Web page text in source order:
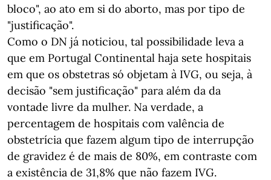
bloco", ao ato em si do aborto, mas por tipo de
"justificação".
Como o DN já noticiou, tal possibilidade leva a
que em Portugal Continental haja sete hospitais
em que os obstetras só objetam à IVG, ou seja, à
decisão "sem justificação" para além da da
vontade livre da mulher. Na verdade, a
percentagem de hospitais com valência de
obstetrícia que fazem algum tipo de interrupção
de gravidez é de mais de 80%, em contraste com
a existência de 31,8% que não fazem IVG.